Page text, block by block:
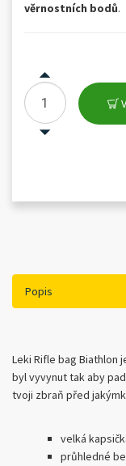
věrnostních bodů.
Popis
Leki Rifle bag Biathlon
byl vyvynut tak aby
tvoji zbraň před
velká
průhledné